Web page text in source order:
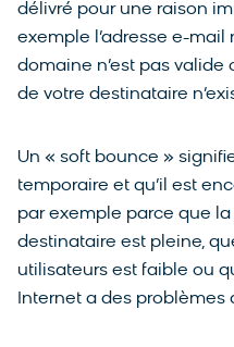
délivré pour une raison
exemple l’adresse e-mail
domaine n’est pas valide
de votre destinataire
Un « soft bounce »
temporaire et qu’il est
par exemple parce que
destinataire est pleine,
utilisateurs est faible ou
Internet a des problèmes